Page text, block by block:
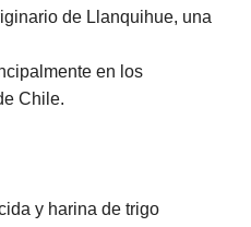
de Llanquihue, una
en los
Chile.
y harina de trigo